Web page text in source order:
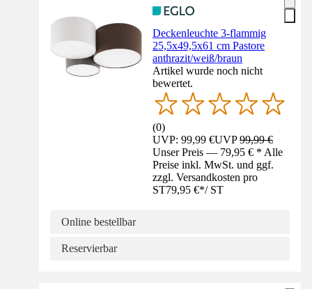
Deckenleuchte 3-flammig
25,5x49,5x61 cm Pastore
anthrazit/weiß/braun
Artikel wurde noch nicht
bewertet.
(0)
UVP: 99,99 €UVP99,99 €
Unser Preis — 79,95 € * Alle
Preise inkl. MwSt. und ggf.
zzgl. Versandkosten pro
ST79,95 €*/ ST
Online bestellbar
Reservierbar